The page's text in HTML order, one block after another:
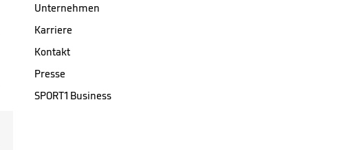
Unternehmen
Karriere
Kontakt
Presse
SPORT1 Business